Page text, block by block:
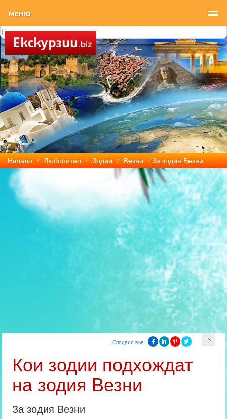
МЕНЮ
Начало / Любопитно / Зодии / Везни / За зодия Везни
Сподели във:
Кои зодии подхождат
на зодия Везни
За зодия Везни